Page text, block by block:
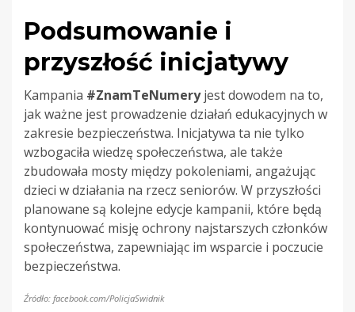
Podsumowanie i
przyszłość inicjatywy
Kampania #ZnamTeNumeryjest dowodem na to,
jak ważne jest prowadzenie działań edukacyjnych w
zakresie bezpieczeństwa. Inicjatywa ta nie tylko
wzbogaciła wiedzę społeczeństwa, ale także
zbudowała mosty między pokoleniami, angażując
dzieci w działania na rzecz seniorów. W przyszłości
planowane są kolejne edycje kampanii, które będą
kontynuować misję ochrony najstarszych członków
społeczeństwa, zapewniając im wsparcie i poczucie
bezpieczeństwa.
Źródło: facebook.com/PolicjaSwidnik